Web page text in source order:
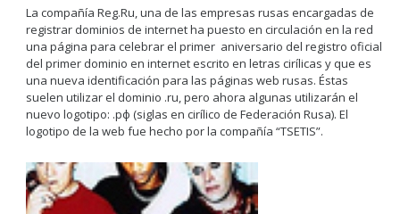
La compañía Reg.Ru, una de las empresas rusas encargadas de
registrar dominios de internet ha puesto en circulación en la red
una página para celebrar el primer aniversario del registro oficial
del primer dominio en internet escrito en letras cirílicas y que es
una nueva identificación para las páginas web rusas. Éstas
suelen utilizar el dominio .ru, pero ahora algunas utilizarán el
nuevo logotipo: .рф (siglas en cirílico de Federación Rusa). El
logotipo de la web fue hecho por la compañía “TSETIS”.